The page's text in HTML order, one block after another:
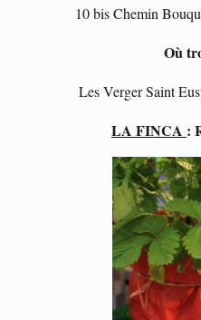
10 bis Chemin
Où
Les Verger Saint
LA FINCA :